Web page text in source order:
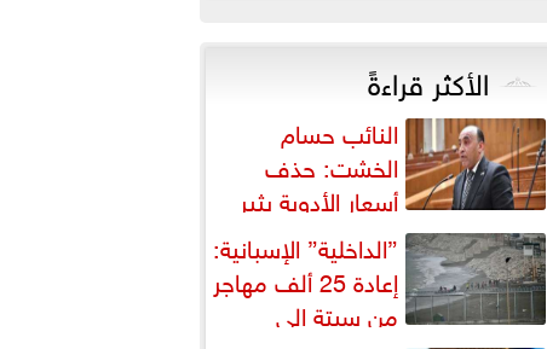
النقل الذكي...
الأكثر قراءةً
النائب حسام
الخشت: حذف
أسعار الأدوية يثير
إشكالية دستورية ويهدد حق
المواطن...
”الداخلية” الإسبانية:
إعادة 25 ألف مهاجر
من سبتة إلى